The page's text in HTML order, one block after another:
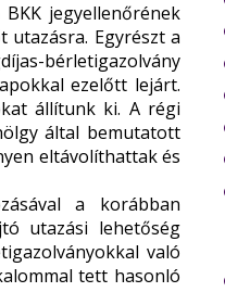
jegyellenőrének
Egyrészt a
bérletigazolvány
ezelőtt lejárt.
állítunk ki. A régi
által bemutatott
eltávolíthattak és
a korábban
utazási lehetőség
való
tett hasonló